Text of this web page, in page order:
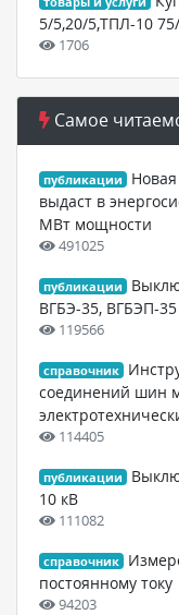
5/5,20/5,ТПЛ-10
1706
Самое
публикации
выдаст в
МВт мощности
491025
публикации
ВГБЭ-35, ВГБЭП-35
119566
справочник
соединений шин
114405
публикации
10 кВ
111082
справочник
постоянному току
94203